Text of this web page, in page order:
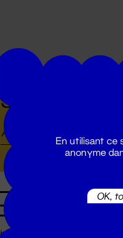
Suivez toutes
Billetterie
En utilisant ce
anonyme
OK,